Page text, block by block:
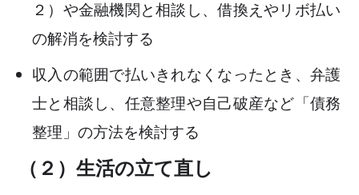
２）や金融機関と相談し、借換えやリボ払い
の解消を検討する
収入の範囲で払いきれなくなったとき、弁護
士と相談し、任意整理や自己破産など「債務
整理」の方法を検討する
（２）生活の立て直し